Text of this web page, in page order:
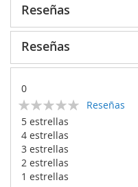
Reseñas
Reseñas
0
Calificación:
% of100
Reseñas
5 estrellas
4 estrellas
3 estrellas
2 estrellas
1 estrellas